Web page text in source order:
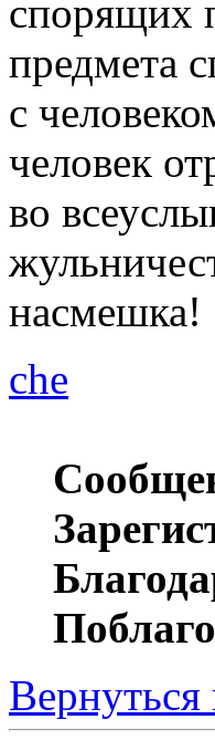
спорящих
предмета
с
человек
во
насмешка!
che
Вернуться